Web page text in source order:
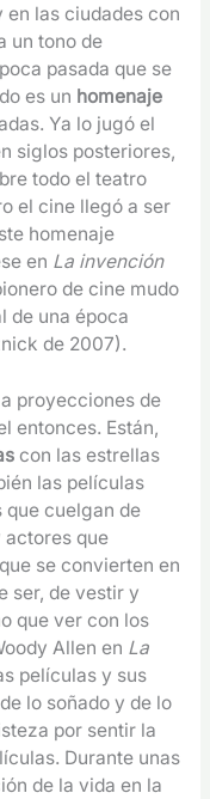
en las ciudades con
un tono de
pasada que se
es un homenaje
Ya lo jugó el
siglos posteriores,
todo el teatro
el cine llegó a ser
homenaje
en La invención
de cine mudo
de una época
de 2007).
proyecciones de
entonces. Están,
con las estrellas
las películas
cuelgan de
actores que
se convierten en
ser, de vestir y
que ver con los
Allen en La
películas y sus
lo soñado y de lo
por sentir la
Durante unas
de la vida en la